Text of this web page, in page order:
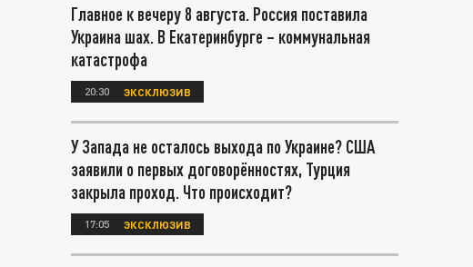
Главное к вечеру 8 августа. Россия поставила
Украина шах. В Екатеринбурге – коммунальная
катастрофа
20:30 ЭКСКЛЮЗИВ
У Запада не осталось выхода по Украине? США
заявили о первых договорённостях, Турция
закрыла проход. Что происходит?
17:05 ЭКСКЛЮЗИВ